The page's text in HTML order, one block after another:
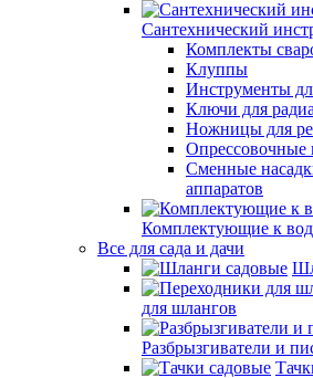
Сантехнический
Комплекты
Клуппы
Инструменты
Ключи для
Ножницы для
Опрессовочные
Сменные
аппаратов
Комплектующие к
Все для сада и дачи
для шлангов
Разбрызгиватели и